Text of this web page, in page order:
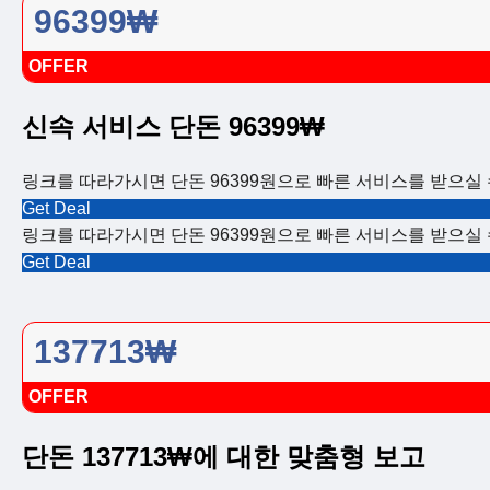
96399₩
OFFER
신속 서비스 단돈 96399₩
링크를 따라가시면 단돈 96399원으로 빠른 서비스를 받으실
Get Deal
링크를 따라가시면 단돈 96399원으로 빠른 서비스를 받으실
Get Deal
137713₩
OFFER
단돈 137713₩에 대한 맞춤형 보고